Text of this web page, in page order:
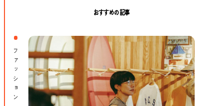
おすすめの記事